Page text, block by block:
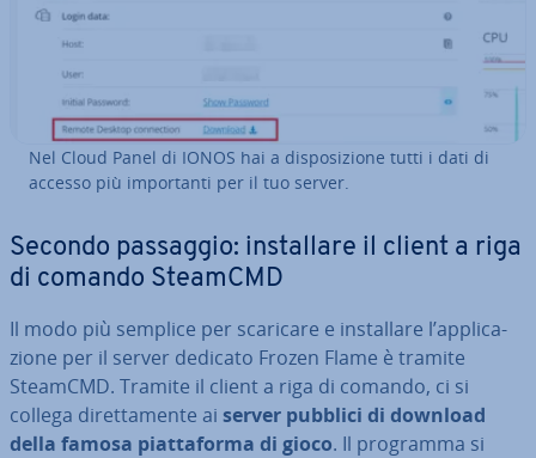
Nel Cloud Panel di IONOS hai a di­spo­si­zio­ne tutti i dati di
accesso più im­por­tan­ti per il tuo server.
Secondo passaggio: in­stal­la­re il client a riga
di comando SteamCMD
Il modo più semplice per scaricare e in­stal­la­re l’ap­pli­ca­
zio­ne per il server dedicato Frozen Flame è tramite
SteamCMD. Tramite il client a riga di comando, ci si
collega di­ret­ta­men­te ai server pubblici di download
della famosa piat­ta­for­ma di gioco. Il programma si